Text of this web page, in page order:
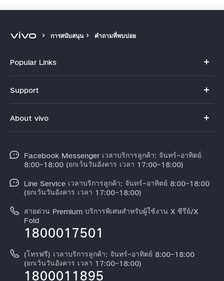
การสนับสนุน คำถามที่พบบ่อย
Popular Links
X300
Y31 5G
Support
Funtouch OS
อัพเดทระบบ
สอบถามเกี่ยวกับราคาอะไหล่
การตรวจยืนยันหมายเลข IMEI
คำแนะนำเกี่ยวกับบัตรรับประกันของ vivo
ดาวน์โหลด LUTs สำหรับการคืนค่า Log
About vivo
ข้อมูลข่าว
สมัครงานที่ vivo
ข้อกฏหมาย
เกี่ยวกับเรา
ศูนย์ความเป็นส่วนตัวของวีโว่
ความยั่งยืน
Facebook Messenger เวลาบริการลูกค้า: จันทร์-อาทิตย์
8:00-18:00 (ยกเว้นวันอังคาร เวลา 17:00-18:00)
Line Service เวลาบริการลูกค้า: จันทร์-อาทิตย์ 8:00-18:00
(ยกเว้นวันอังคาร เวลา 17:00-18:00)
สายด่วน Premium บริการพิเศษสำหรับผู้ใช้งาน X ซีรีย์/X
Fold
1800017501
(โทรฟรี) เวลาบริการลูกค้า: จันทร์-อาทิตย์ 8:00-18:00
(ยกเว้นวันอังคาร เวลา 17:00-18:00)
1800011895